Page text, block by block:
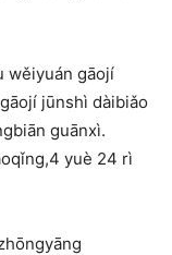
wěiyuán gāojí
jūnshì dàibiǎo
guānxì.
yuè 24 rì